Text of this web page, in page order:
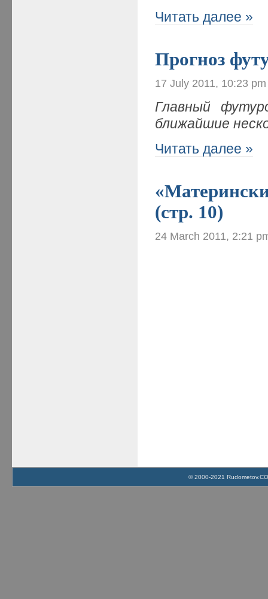
Читать далее »
Прогноз
17 July 2011, 10:23 pm
Главный
ближайшие
Читать далее »
(стр. 10)
24 March 2011, 2:21
© 2000-2021